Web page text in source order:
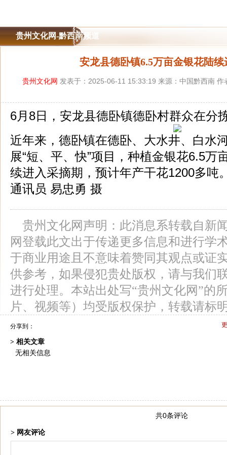
贵州文化网-黔西南频道
安龙县德卧镇6.5万亩金银花陆
贵州文化网 发表于：2025-06-11 15:33:19 来源：中国黔西南
6月8日，安龙县德卧镇德卧村群众在分
近年来，德卧镇在德卧、大水井、白水
展“短、平、快”项目，种植金银花6.5万
续进入采摘期，预计年产干花1200多吨
通讯员 易忠勇 摄
贵州文化网声明：此消息系转载自新
网登载此文出于传递更多信息和进行学
于商业用途且不意味着赞同其观点或证
供参考，如果侵犯贵处版权，请与我们
进行处理。本站出处写“贵州文化网”的
片、视频等）均受版权保护，转载请标
分享到：
> 相关文章
无相关信息
共0条评论
> 网友评论